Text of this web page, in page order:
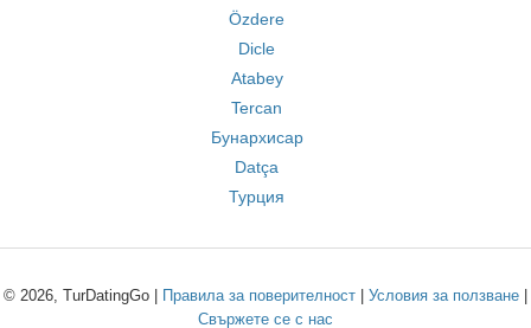
Özdere
Dicle
Atabey
Tercan
Бунархисар
Datça
Турция
© 2026, TurDatingGo | Правила за поверителност Условия за ползване
Свържете се с нас